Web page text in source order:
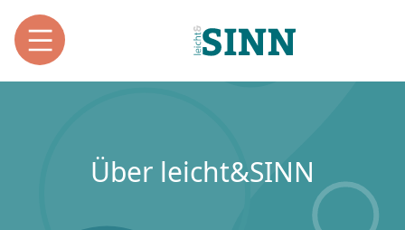
Über leicht&SINN